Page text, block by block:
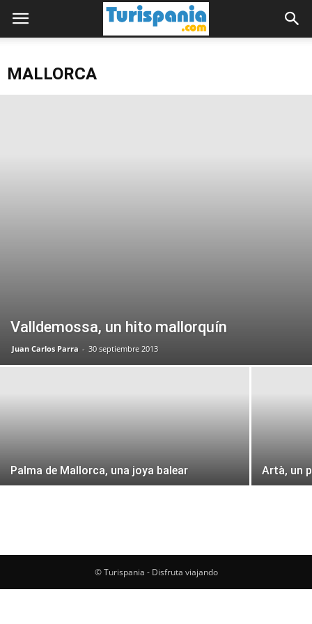
MALLORCA
Valldemossa, un hito mallorquín
Juan Carlos Parra - 30 septiembre 2013
Palma de Mallorca, una joya balear Artà, un
© Turispania - Disfruta viajando